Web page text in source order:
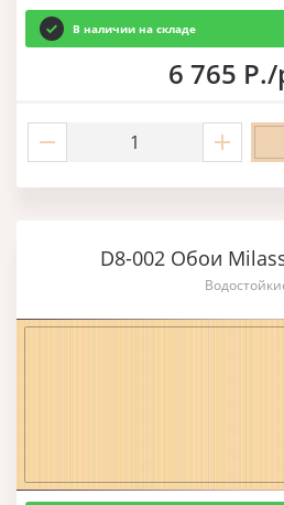
В наличии на складе
6 765 Р./
D8-002 Обои